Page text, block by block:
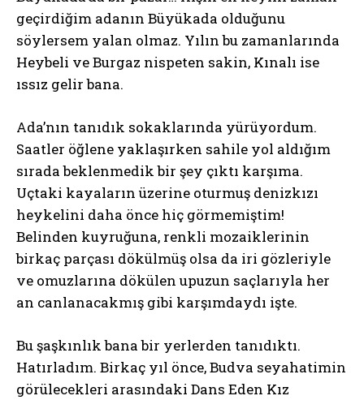
geçirdiğim adanın Büyükada olduğunu
söylersem yalan olmaz. Yılın bu zamanlarında
Heybeli ve Burgaz nispeten sakin, Kınalı ise
ıssız gelir bana.
Ada’nın tanıdık sokaklarında yürüyordum.
Saatler öğlene yaklaşırken sahile yol aldığım
sırada beklenmedik bir şey çıktı karşıma.
Uçtaki kayaların üzerine oturmuş denizkızı
heykelini daha önce hiç görmemiştim!
Belinden kuyruğuna, renkli mozaiklerinin
birkaç parçası dökülmüş olsa da iri gözleriyle
ve omuzlarına dökülen upuzun saçlarıyla her
an canlanacakmış gibi karşımdaydı işte.
Bu şaşkınlık bana bir yerlerden tanıdıktı.
Hatırladım. Birkaç yıl önce, Budva seyahatimin
görülecekleri arasındaki Dans Eden Kız